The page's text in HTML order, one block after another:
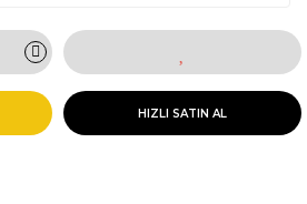
HIZLI SATIN AL